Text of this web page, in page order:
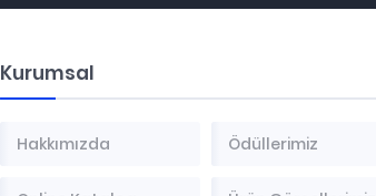
Kurumsal
Hakkımızda Ödüllerimiz